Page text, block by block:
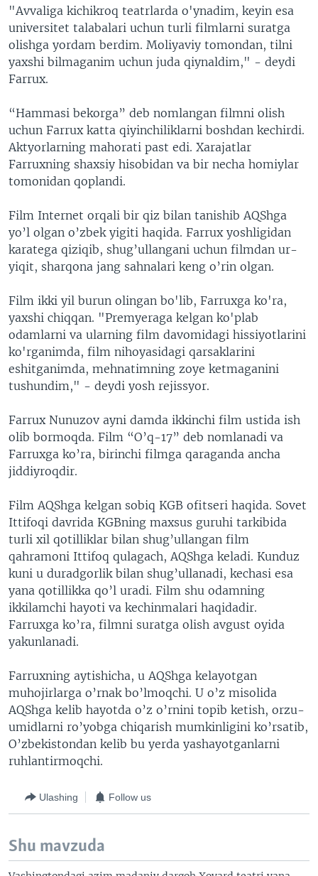
"Avvaliga kichikroq teatrlarda o'ynadim, keyin esa
universitet talabalari uchun turli filmlarni suratga
olishga yordam berdim. Moliyaviy tomondan, tilni
yaxshi bilmaganim uchun juda qiynaldim," - deydi
Farrux.
“Hammasi bekorga” deb nomlangan filmni olish
uchun Farrux katta qiyinchiliklarni boshdan kechirdi.
Aktyorlarning mahorati past edi. Xarajatlar
Farruxning shaxsiy hisobidan va bir necha homiylar
tomonidan qoplandi.
Film Internet orqali bir qiz bilan tanishib AQShga
yo’l olgan o’zbek yigiti haqida. Farrux yoshligidan
karatega qiziqib, shug’ullangani uchun filmdan ur-
yiqit, sharqona jang sahnalari keng o’rin olgan.
Film ikki yil burun olingan bo'lib, Farruxga ko'ra,
yaxshi chiqqan. "Premyeraga kelgan ko'plab
odamlarni va ularning film davomidagi hissiyotlarini
ko'rganimda, film nihoyasidagi qarsaklarini
eshitganimda, mehnatimning zoye ketmaganini
tushundim," - deydi yosh rejissyor.
Farrux Nunuzov ayni damda ikkinchi film ustida ish
olib bormoqda. Film “O’q-17” deb nomlanadi va
Farruxga ko’ra, birinchi filmga qaraganda ancha
jiddiyroqdir.
Film AQShga kelgan sobiq KGB ofitseri haqida. Sovet
Ittifoqi davrida KGBning maxsus guruhi tarkibida
turli xil qotilliklar bilan shug’ullangan film
qahramoni Ittifoq qulagach, AQShga keladi. Kunduz
kuni u duradgorlik bilan shug’ullanadi, kechasi esa
yana qotillikka qo’l uradi. Film shu odamning
ikkilamchi hayoti va kechinmalari haqidadir.
Farruxga ko’ra, filmni suratga olish avgust oyida
yakunlanadi.
Farruxning aytishicha, u AQShga kelayotgan
muhojirlarga o’rnak bo’lmoqchi. U o’z misolida
AQShga kelib hayotda o’z o’rnini topib ketish, orzu-
umidlarni ro’yobga chiqarish mumkinligini ko’rsatib,
O’zbekistondan kelib bu yerda yashayotganlarni
ruhlantirmoqchi.
Ulashing Follow us
Shu mavzuda